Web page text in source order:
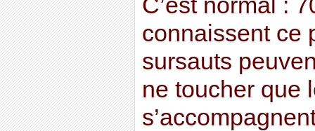
connaissent ce
sursauts
ne toucher que